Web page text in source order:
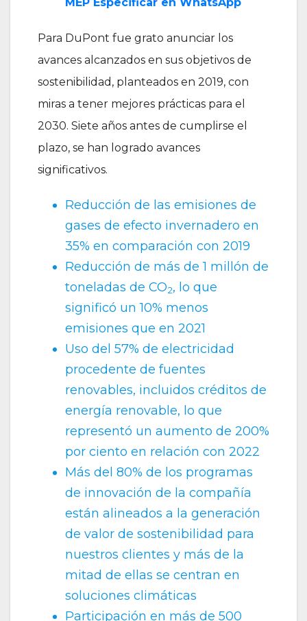
Para DuPont fue grato anunciar los
avances alcanzados en sus objetivos de
sostenibilidad, planteados en 2019, con
miras a tener mejores prácticas para el
2030. Siete años antes de cumplirse el
plazo, se han logrado avances
significativos.
Reducción de las emisiones de
gases de efecto invernadero en
35% en comparación con 2019
Reducción de más de 1 millón de
toneladas de CO2, lo que
significó un 10% menos
emisiones que en 2021
Uso del 57% de electricidad
procedente de fuentes
renovables, incluidos créditos de
energía renovable, lo que
representó un aumento de 200%
por ciento en relación con 2022
Más del 80% de los programas
de innovación de la compañía
están alineados a la generación
de valor de sostenibilidad para
nuestros clientes y más de la
mitad de ellas se centran en
soluciones climáticas
Participación en más de 500